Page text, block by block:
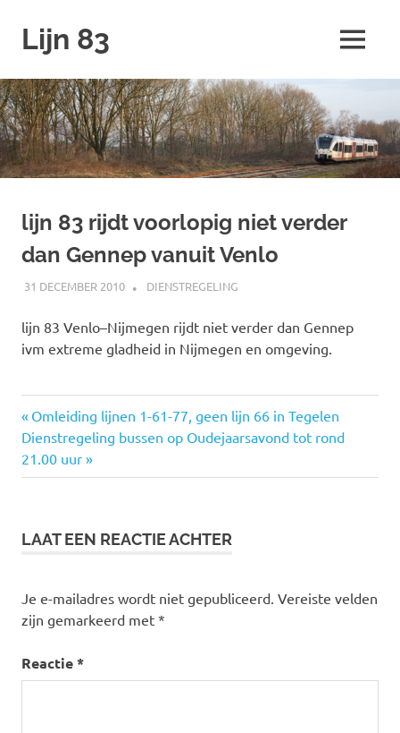
naar
inhoud
Lijn 83 MENU
lijn 83 rijdt voorlopig niet verder
dan Gennep vanuit Venlo
31 DECEMBER 2010 JOHAN
DIENSTREGELING
lijn 83 Venlo–Nijmegen rijdt niet verder dan Gennep
ivm extreme gladheid in Nijmegen en omgeving.
Bericht
navigatie
Vorige
bericht:
Omleiding lijnen 1-61-77, geen lijn 66 in Tegelen
Volgende
bericht:
Dienstregeling bussen op Oudejaarsavond tot rond
21.00 uur
LAAT EEN REACTIE ACHTER
Je e-mailadres wordt niet gepubliceerd. Vereiste velden
zijn gemarkeerd met *
Reactie*